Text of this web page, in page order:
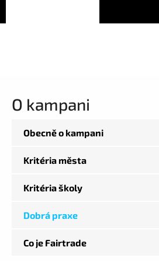
O kampani
Obecně o kampani
Kritéria města
Kritéria školy
Dobrá praxe
Co je Fairtrade